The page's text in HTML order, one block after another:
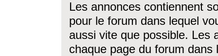
Les annonces contiennent
pour le forum dans lequel
aussi vite que possible. Les
chaque page du forum dans